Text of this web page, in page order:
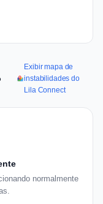
Exibir mapa de
instabilidades do
Lila Connect
normalmente